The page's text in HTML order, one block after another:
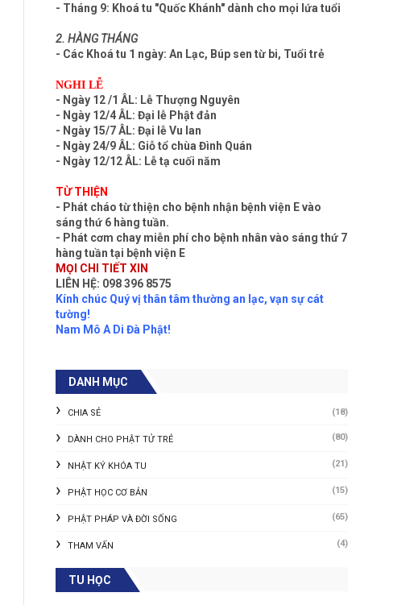
- Tháng 9: Khoá tu "Quốc Khánh" dành cho mọi lứa tuổi
2. HÀNG THÁNG
- Các Khoá tu 1 ngày: An Lạc, Búp sen từ bi, Tuổi trẻ
NGHI LỄ
- Ngày 12 /1 ÂL: Lễ Thượng Nguyên
- Ngày 12/4 ÂL: Đại lễ Phật đản
- Ngày 15/7 ÂL: Đại lễ Vu lan
- Ngày 24/9 ÂL: Giỗ tổ chùa Đình Quán
- Ngày 12/12 ÂL: Lễ tạ cuối năm
TỪ THIỆN
- Phát cháo từ thiện cho bệnh nhận bệnh viện E vào
sáng thứ 6 hàng tuần.
- Phát cơm chay miễn phí cho bệnh nhân vào sáng thứ 7
hàng tuần tại bệnh viện E
MỌI CHI TIẾT XIN
LIÊN HỆ: 098 396 8575
Kính chúc Quý vị thân tâm thường an lạc, vạn sự cát
tường!
Nam Mô A Di Đà Phật!
DANH MỤC
CHIA SẺ (18)
DÀNH CHO PHẬT TỬ TRẺ (80)
NHẬT KÝ KHÓA TU (21)
PHẬT HỌC CƠ BẢN (15)
PHẬT PHÁP VÀ ĐỜI SỐNG (65)
THAM VẤN (4)
TU HỌC